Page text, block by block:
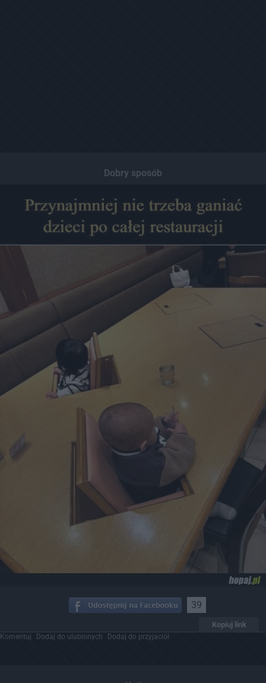
Dobry sposób
39
Kopiuj link
Komentuj Dodaj do ulubionych Dodaj do przyjaciół